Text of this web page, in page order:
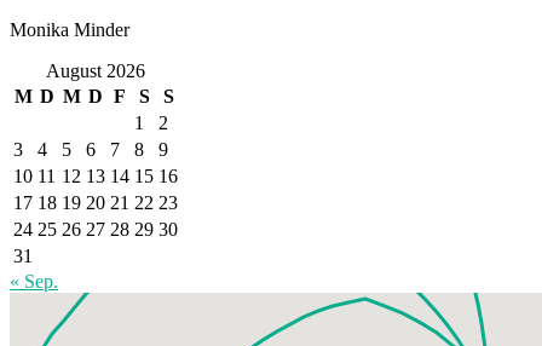
Monika Minder
August 2026
M D M D F S
S
1
2
3
4 5 6 7 8
9
10 11 12 13 14 15 16
17 18 19 20 21 22 23
24 25 26 27 28 29 30
31
« Sep.